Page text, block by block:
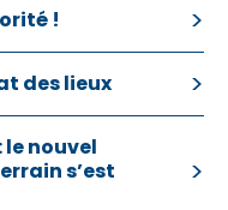
!
des lieux
nouvel
s’est